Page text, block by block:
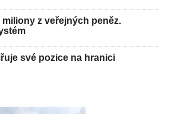
miliony z veřejných peněz.
své pozice na hranici